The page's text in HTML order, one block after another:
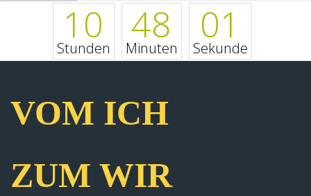
10
Stunden
48
Minuten
01
Sekunde
VOM ICH
ZUM WIR